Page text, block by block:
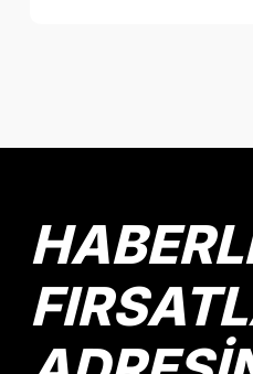
Ürün resmi kalitesiz,
Ürün fiyatı diğer